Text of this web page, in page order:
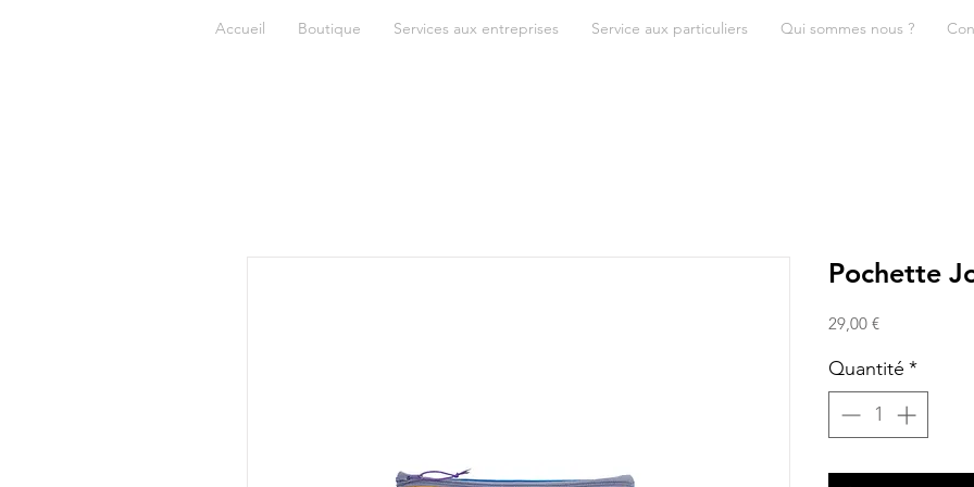
Accueil Boutique Services aux entreprises Service aux particuliers Qui sommes nous ?
Pochette
29,00 €Prix
Quantité *